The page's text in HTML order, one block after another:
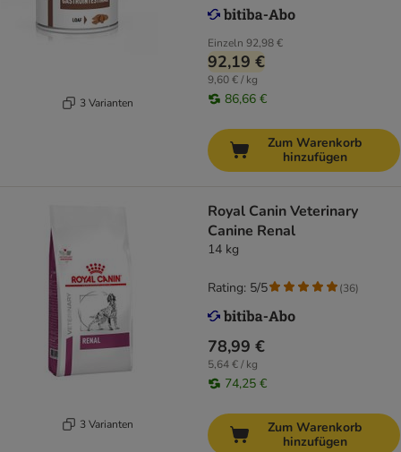
3 Varianten
Einzeln 92,98 €
92,19 €
9,60 € / kg
86,66 €
Zum Warenkorb
hinzufügen
3 Varianten
Royal Canin Veterinary
Canine Renal
14 kg
78,99 €
5,64 € / kg
74,25 €
Rating: 5/5 (36)
Zum Warenkorb
hinzufügen